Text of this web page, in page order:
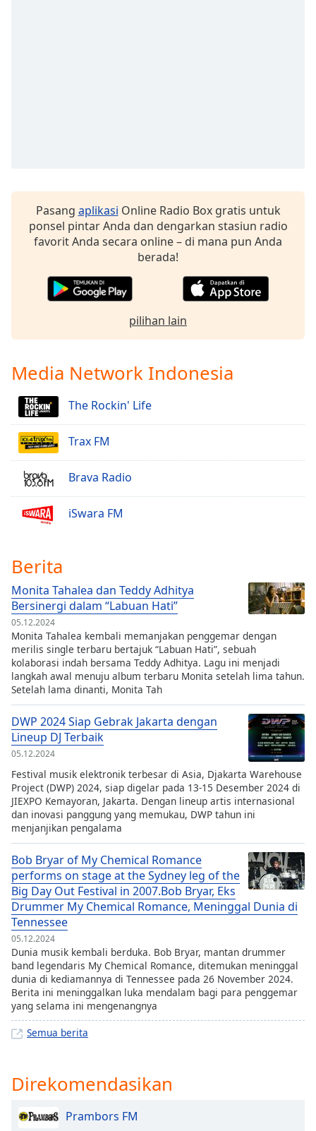
Pasang aplikasi Online Radio Box gratis untuk
ponsel pintar Anda dan dengarkan stasiun radio
favorit Anda secara online – di mana pun Anda
berada!
pilihan lain
Media Network Indonesia
The Rockin' Life
Trax FM
Brava Radio
iSwara FM
Berita
Monita Tahalea dan Teddy Adhitya
Bersinergi dalam “Labuan Hati”
05.12.2024
Monita Tahalea kembali memanjakan penggemar dengan
merilis single terbaru bertajuk “Labuan Hati”, sebuah
kolaborasi indah bersama Teddy Adhitya. Lagu ini menjadi
langkah awal menuju album terbaru Monita setelah lima tahun.
Setelah lama dinanti, Monita Tah
DWP 2024 Siap Gebrak Jakarta dengan
Lineup DJ Terbaik
05.12.2024
Festival musik elektronik terbesar di Asia, Djakarta Warehouse
Project (DWP) 2024, siap digelar pada 13-15 Desember 2024 di
JIEXPO Kemayoran, Jakarta. Dengan lineup artis internasional
dan inovasi panggung yang memukau, DWP tahun ini
menjanjikan pengalama
Bob Bryar of My Chemical Romance
performs on stage at the Sydney leg of the
Big Day Out Festival in 2007.Bob Bryar, Eks
Drummer My Chemical Romance, Meninggal Dunia di
Tennessee
05.12.2024
Dunia musik kembali berduka. Bob Bryar, mantan drummer
band legendaris My Chemical Romance, ditemukan meninggal
dunia di kediamannya di Tennessee pada 26 November 2024.
Berita ini meninggalkan luka mendalam bagi para penggemar
yang selama ini mengenangnya
Semua berita
Direkomendasikan
Prambors FM